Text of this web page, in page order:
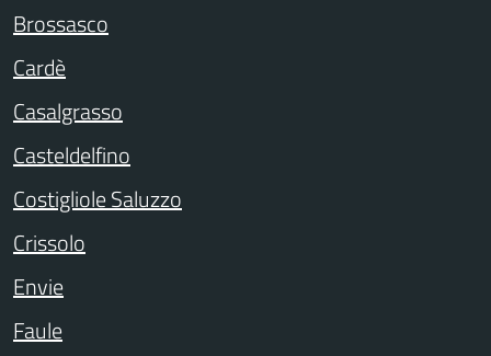
Brossasco
Cardè
Casalgrasso
Casteldelfino
Costigliole Saluzzo
Crissolo
Envie
Faule